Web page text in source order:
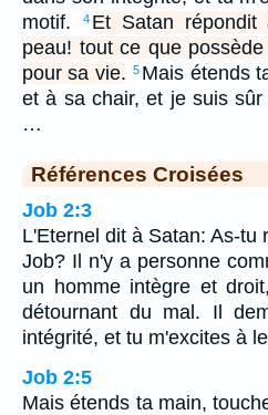
motif.
4 Et Satan répondit
peau! tout ce que
pour sa vie.
5 Mais étends
et à sa chair, et je suis
…
Références Croisées
Job 2:3
L'Eternel dit à Satan: As-tu
Job? Il n'y a personne
un homme intègre et
détournant du mal. Il
intégrité, et tu m'excites à
Job 2:5
Mais étends ta main,